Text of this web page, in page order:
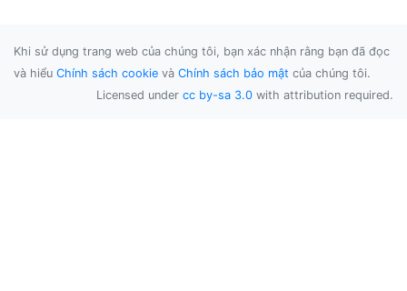
Khi sử dụng trang web của chúng tôi, bạn xác nhận rằng bạn đã đọc
và hiểu Chính sách cookie và Chính sách bảo mật của chúng tôi.
Licensed under cc by-sa 3.0 with attribution required.